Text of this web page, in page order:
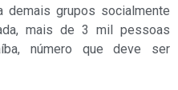
demais grupos socialmente
mais de 3 mil pessoas
número que deve ser